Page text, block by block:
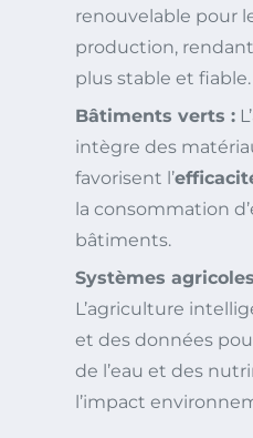
renouvelable pour
production,
plus stable et fiable.
Bâtiments verts :
intègre des
favorisent l’
la consommation
bâtiments.
Systèmes
L’agriculture
et des données
de l’eau et des
l’impact